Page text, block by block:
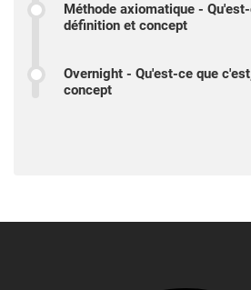
Méthode axiomatique -
définition et concept
Overnight - Qu'est-ce que
concept